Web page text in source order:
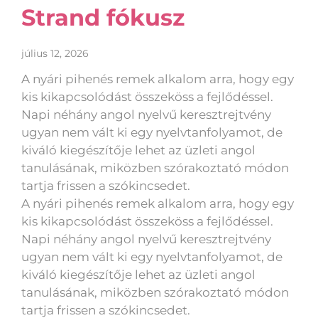
Strand fókusz
július 12, 2026
A nyári pihenés remek alkalom arra, hogy egy
kis kikapcsolódást összeköss a fejlődéssel.
Napi néhány angol nyelvű keresztrejtvény
ugyan nem vált ki egy nyelvtanfolyamot, de
kiváló kiegészítője lehet az üzleti angol
tanulásának, miközben szórakoztató módon
tartja frissen a szókincsedet.
A nyári pihenés remek alkalom arra, hogy egy
kis kikapcsolódást összeköss a fejlődéssel.
Napi néhány angol nyelvű keresztrejtvény
ugyan nem vált ki egy nyelvtanfolyamot, de
kiváló kiegészítője lehet az üzleti angol
tanulásának, miközben szórakoztató módon
tartja frissen a szókincsedet.